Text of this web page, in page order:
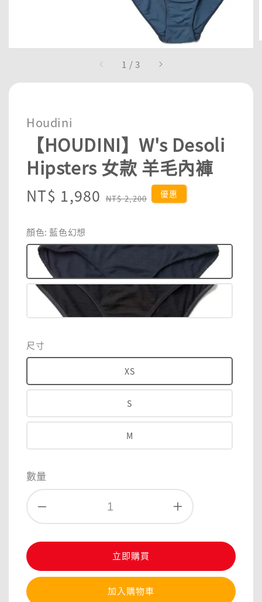
1 /3
Houdini
【HOUDINI】W's Desoli
Hipsters 女款 羊毛內褲
Sale
NT$ 1,980 Regular
NT$ 2,200 優惠
顏色: 藍色幻想
尺寸
XS
S
M
數量
立即購買
加入購物車